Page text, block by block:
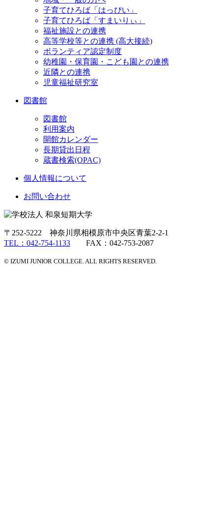
子育てひろば「はっぴい」
子育てひろば「すまいりぃ」
福祉施設との連携
高等学校等との連携 (高大接続)
ボランティア認定制度
幼稚園・保育園・こども園との連携
近隣との連携
児童福祉研究室
図書館
図書館
利用案内
開館カレンダー
長期貸出日程
蔵書検索(OPAC)
個人情報について
お問い合わせ
〒252-5222 神奈川県相模原市中央区青葉2-2-1
TEL：042-754-1133 FAX：042-753-2087
© IZUMI JUNIOR COLLEGE. ALL RIGHTS RESERVED.